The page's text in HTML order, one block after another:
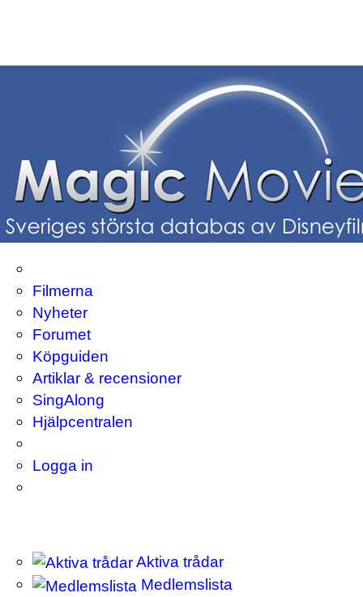
Filmerna
Nyheter
Forumet
Köpguiden
Artiklar & recensioner
SingAlong
Hjälpcentralen
Logga in
Aktiva trådar
Medlemslista